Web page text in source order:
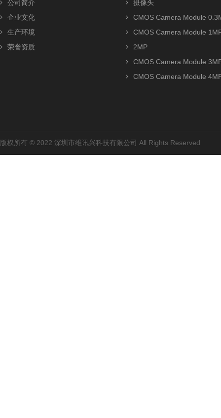
公司简介
企业文化
生产环境
荣誉资质
摄像头
CMOS Camera Module
CMOS Camera Module
2MP
CMOS Camera Module
CMOS Camera Module
版权所有 © 2022 深圳市维讯兴科技有限公司 All Rights Reserved